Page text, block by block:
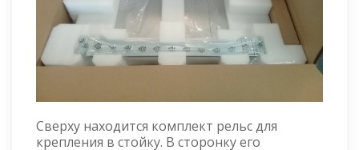
Сверху находится комплект рельс для
крепления в стойку. В сторонку его